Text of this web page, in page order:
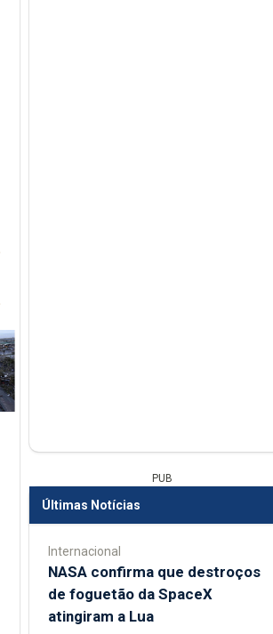
PUB
Últimas Notícias
Internacional
NASA confirma que destroços
de foguetão da SpaceX
atingiram a Lua